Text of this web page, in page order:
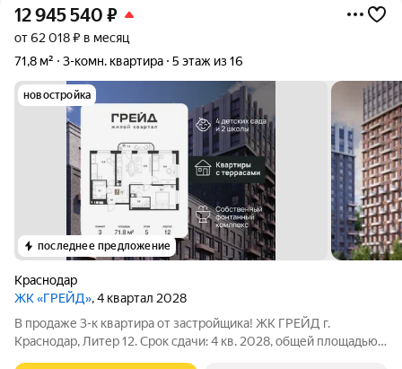
12 945 540 ₽
от 62 018 ₽ в месяц
71,8 м²
3-комн. квартира 5 этаж из 16
новостройка
последнее предложение
Краснодар
ЖК «ГРЕЙД», 4 квартал 2028
В продаже 3-к квартира от застройщика! ЖК ГРЕЙД г.
Краснодар, Литер 12. Срок сдачи: 4 кв. 2028, общей площадью